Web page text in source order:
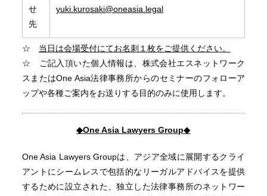
せ
先
yuki.kurosaki@oneasia.legal
☆ 当日は会場受付にてお名刺１枚をご提供ください。
☆ ご記入頂いた個人情報は、株式会社エスネットワーク
スまたはOne Asia法律事務所からのセミナーのフォローア
ップや各種ご案内をお送りする目的のみに使用します。
◆One Asia Lawyers Group◆
One Asia Lawyers Groupは、アジア全域に展開するクライ
アントにシームレスで包括的なリーガルアドバイスを提供
するために設立された、独立した法律事務所のネットワー